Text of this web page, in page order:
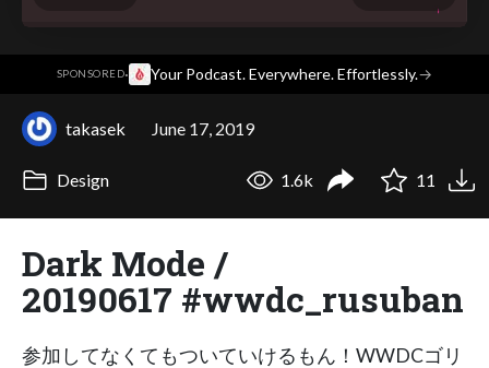
SPONSORED· Your Podcast. Everywhere. Effortlessly.→
takasek June 17, 2019
Design 1.6k 11
Dark Mode /
20190617 #wwdc_rusuban
参加してなくてもついていけるもん！WWDCゴリ